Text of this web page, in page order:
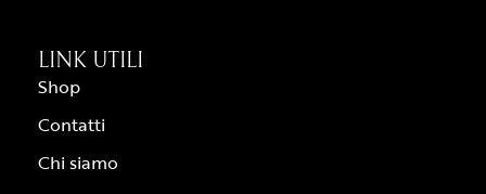
LINK UTILI
Shop
Contatti
Chi siamo